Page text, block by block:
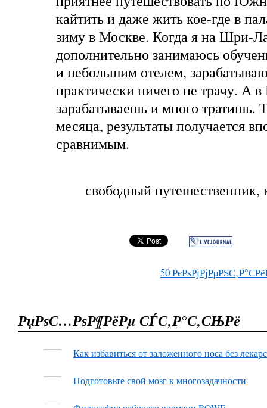
кайтить и даже жить кое-где в
зиму в Москве. Когда я на Шри-
дополнительно занимаюсь
и небольшим отелем,
практически ничего не трачу. А
зарабатываешь и много тратишь.
месяца, результаты получается
сравнимым.
свободный путешественник,
50
РџРѕС…РѕР¶РёРµ СЃС‚Р°С‚СЊРё
Как избавиться от заложенного носа без
Подготовьте свой мозг к многозадачности